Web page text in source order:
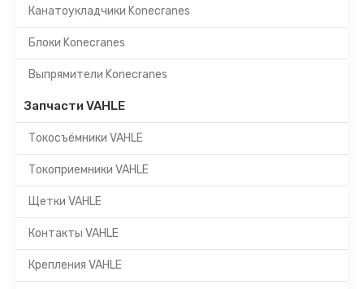
Канатоукладчики Konecranes
Блоки Konecranes
Выпрямители Konecranes
Запчасти VAHLE
Токосъёмники VAHLE
Токоприемники VAHLE
Щетки VAHLE
Контакты VAHLE
Крепления VAHLE